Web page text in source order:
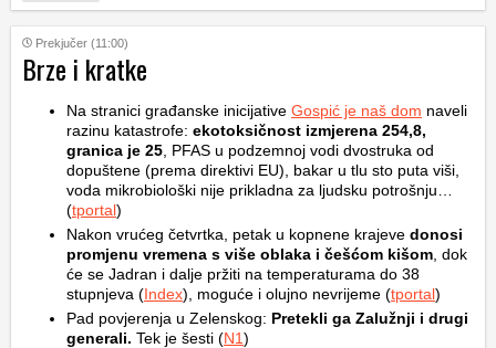
Prekjučer (11:00)
Brze i kratke
Na stranici građanske inicijative Gospić je naš dom naveli
razinu katastrofe: ekotoksičnost izmjerena 254,8,
granica je 25 , PFAS u podzemnoj vodi dvostruka od
dopuštene (prema direktivi EU), bakar u tlu sto puta viši,
voda mikrobiološki nije prikladna za ljudsku potrošnju…
(tportal)
Nakon vrućeg četvrtka, petak u kopnene krajeve donosi
promjenu vremena s više oblaka i češćom kišom , dok
će se Jadran i dalje pržiti na temperaturama do 38
stupnjeva (Index), moguće i olujno nevrijeme (tportal)
Pad povjerenja u Zelenskog: Pretekli ga Zalužnji i drugi
generali. Tek je šesti (N1)